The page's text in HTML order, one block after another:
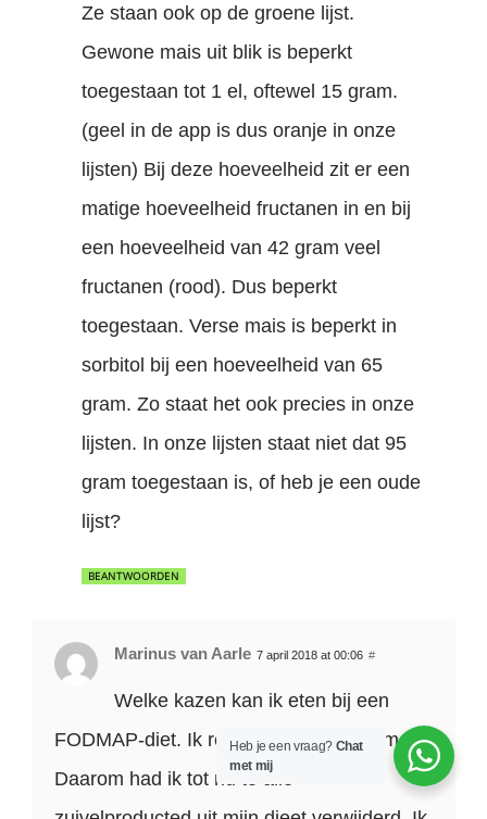
Ze staan ook op de groene lijst.
Gewone mais uit blik is beperkt
toegestaan tot 1 el, oftewel 15 gram.
(geel in de app is dus oranje in onze
lijsten) Bij deze hoeveelheid zit er een
matige hoeveelheid fructanen in en bij
een hoeveelheid van 42 gram veel
fructanen (rood). Dus beperkt
toegestaan. Verse mais is beperkt in
sorbitol bij een hoeveelheid van 65
gram. Zo staat het ook precies in onze
lijsten. In onze lijsten staat niet dat 95
gram toegestaan is, of heb je een oude
lijst?
BEANTWOORDEN
Marinus van Aarle 7 april 2018 at 00:06 #
Welke kazen kan ik eten bij een
FODMAP-diet. Ik reageer negatief op melk.
Daarom had ik tot nu to alle
Heb je een vraag? Chat
met mij